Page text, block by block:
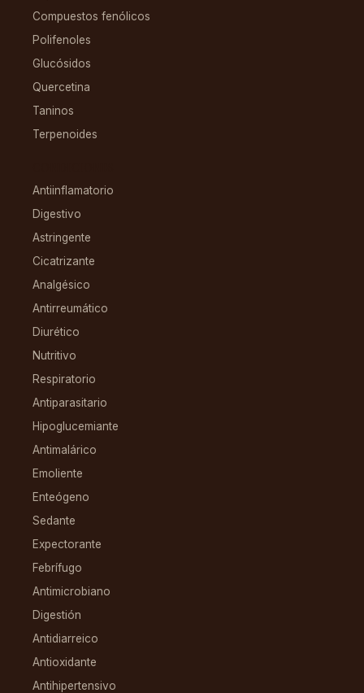
Compuestos fenólicos
Polifenoles
Glucósidos
Quercetina
Taninos
Terpenoides
Antiinflamatorio
Digestivo
Astringente
Cicatrizante
Analgésico
Antirreumático
Diurético
Nutritivo
Respiratorio
Antiparasitario
Hipoglucemiante
Antimalárico
Emoliente
Enteógeno
Sedante
Expectorante
Febrífugo
Antimicrobiano
Digestión
Antidiarreico
Antioxidante
Antihipertensivo